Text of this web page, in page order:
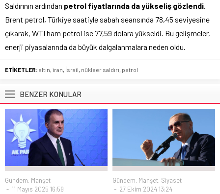
Saldırının ardından petrol fiyatlarında da yükseliş gözlendi
Brent petrol, Türkiye saatiyle sabah seansında 78,45 seviyesine
çıkarak, WTI ham petrol ise 77,59 dolara yükseldi. Bu gelişmeler,
enerji piyasalarında da büyük dalgalanmalara neden oldu.
ETİKETLER: altın iran İsrail nükleer saldırı petrol
BENZER KONULAR
Gündem, Manşet
11 Mayıs 2025 16:59
Gündem, Manşet, Siyaset
27 Ekim 2024 13:24